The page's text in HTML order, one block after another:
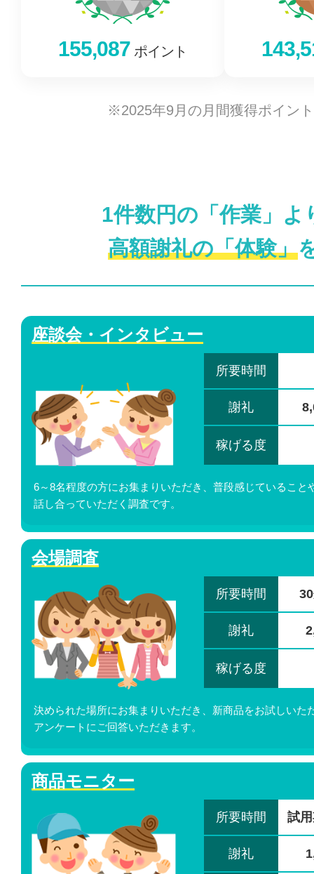
155,087 ポイント
※2025年9月の月間獲得ポイン
1件数円の「作業」よ
高額謝礼の「体験」
座談会・インタビュー
所要時間
謝礼
稼げる度
6～8名程度の方にお集まりいただき、普段感じていること
話し合っていただく調査です。
会場調査
所要時間
謝礼
稼げる度
決められた場所にお集まりいただき、新商品をお試しいた
アンケートにご回答いただきます。
商品モニター
所要時間 試
謝礼